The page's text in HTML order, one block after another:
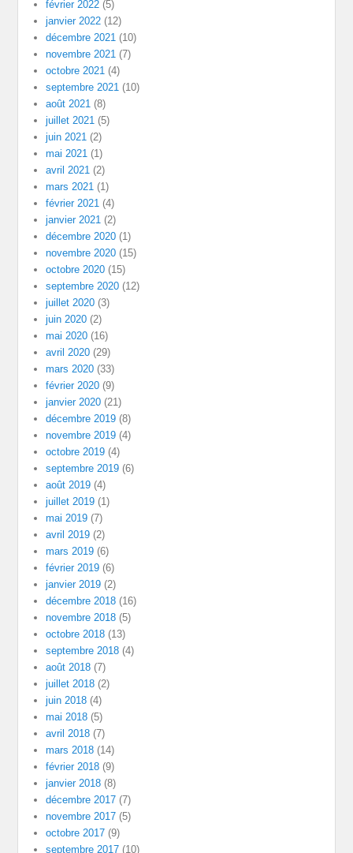
février 2022 (5)
janvier 2022 (12)
décembre 2021 (10)
novembre 2021 (7)
octobre 2021 (4)
septembre 2021 (10)
août 2021 (8)
juillet 2021 (5)
juin 2021 (2)
mai 2021 (1)
avril 2021 (2)
mars 2021 (1)
février 2021 (4)
janvier 2021 (2)
décembre 2020 (1)
novembre 2020 (15)
octobre 2020 (15)
septembre 2020 (12)
juillet 2020 (3)
juin 2020 (2)
mai 2020 (16)
avril 2020 (29)
mars 2020 (33)
février 2020 (9)
janvier 2020 (21)
décembre 2019 (8)
novembre 2019 (4)
octobre 2019 (4)
septembre 2019 (6)
août 2019 (4)
juillet 2019 (1)
mai 2019 (7)
avril 2019 (2)
mars 2019 (6)
février 2019 (6)
janvier 2019 (2)
décembre 2018 (16)
novembre 2018 (5)
octobre 2018 (13)
septembre 2018 (4)
août 2018 (7)
juillet 2018 (2)
juin 2018 (4)
mai 2018 (5)
avril 2018 (7)
mars 2018 (14)
février 2018 (9)
janvier 2018 (8)
décembre 2017 (7)
novembre 2017 (5)
octobre 2017 (9)
septembre 2017 (10)